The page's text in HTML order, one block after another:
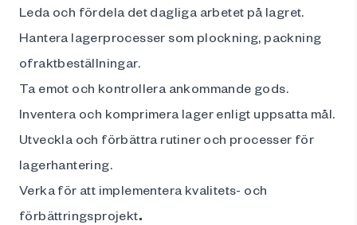
Leda och fördela det dagliga arbetet på lagret.
Hantera lagerprocesser som plockning, packning
ofraktbeställningar.
Ta emot och kontrollera ankommande gods.
Inventera och komprimera lager enligt uppsatta mål.
Utveckla och förbättra rutiner och processer för
lagerhantering.
Verka för att implementera kvalitets- och
förbättringsprojekt.